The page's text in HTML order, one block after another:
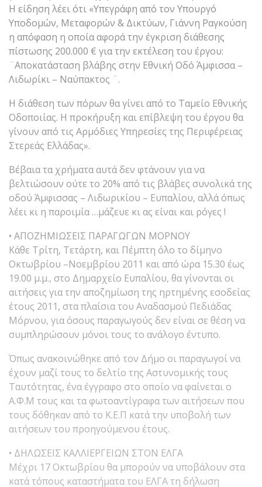
Η είδηση λέει ότι «Υπεγράφη από τον Υπουργό
Υποδομών, Μεταφορών & Δικτύων, Γιάννη Ραγκούση
η απόφαση η οποία αφορά την έγκριση διάθεσης
πίστωσης 200.000 € για την εκτέλεση του έργου:
¨Αποκατάσταση βλάβης στην Εθνική Οδό Άμφισσα –
Λιδωρίκι – Ναύπακτος ¨.
Η διάθεση των πόρων θα γίνει από το Ταμείο Εθνικής
Οδοποιίας. Η προκήρυξη και επίβλεψη του έργου θα
γίνουν από τις Αρμόδιες Υπηρεσίες της Περιφέρειας
Στερεάς Ελλάδας».
Βέβαια τα χρήματα αυτά δεν φτάνουν για να
βελτιώσουν ούτε το 20% από τις βλάβες συνολικά της
οδού Άμφισσας – Λιδωρικίου – Ευπαλίου, αλλά όπως
λέει κι η παροιμία …μάζευε κι ας είναι και ρόγες !
• ΑΠΟΖΗΜΙΩΣΕΙΣ ΠΑΡΑΓΩΓΩΝ ΜΟΡΝΟΥ
Κάθε Τρίτη, Τετάρτη, και Πέμπτη όλο το δίμηνο
Οκτωβρίου –Νοεμβρίου 2011 και από ώρα 15.30 έως
19.00 μ.μ., στο Δημαρχείο Ευπαλίου, θα γίνονται οι
αιτήσεις για την αποζημίωση της ηρτημένης εσοδείας
έτους 2011, στα πλαίσια του Αναδασμού Πεδιάδας
Μόρνου, για όσους παραγωγούς δεν είναι σε θέση να
συμπληρώσουν μόνοι τους το ανάλογο έντυπο.
Όπως ανακοινώθηκε από τον Δήμο οι παραγωγοί να
έχουν μαζί τους το δελτίο της Αστυνομικής τους
Ταυτότητας, ένα έγγραφο στο οποίο να φαίνεται ο
Α.Φ.Μ τους και τα φωτοαντίγραφα των αιτήσεων που
τους δόθηκαν από το Κ.Ε.Π κατά την υποβολή των
αιτήσεων του προηγούμενου έτους.
• ΔΗΛΩΣΕΙΣ ΚΑΛΛΙΕΡΓΕΙΩΝ ΣΤΟΝ ΕΛΓΑ
Μέχρι 17 Οκτωβρίου θα μπορούν να υποβάλουν στα
κατά τόπους καταστήματα του ΕΛΓΑ τη δήλωση